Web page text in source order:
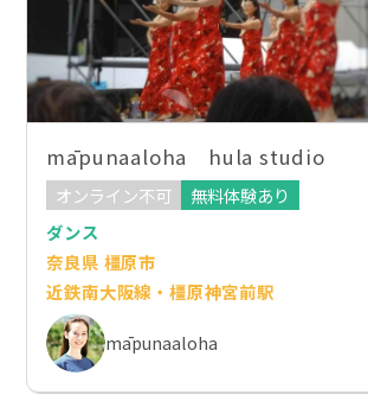
māpunaaloha hula studio
オンライン不可
無料体験あり
ダンス
奈良県 橿原市
近鉄南大阪線・橿原神宮前駅
māpunaaloha